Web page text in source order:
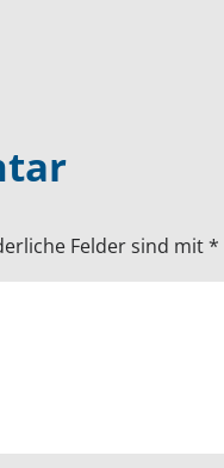
Felder sind mit*